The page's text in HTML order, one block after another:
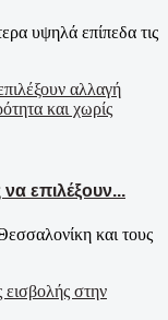
υψηλά επίπεδα τις
επιλέξουν...
και τους